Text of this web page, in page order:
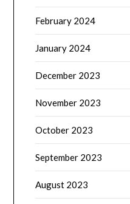
February 2024
January 2024
December 2023
November 2023
October 2023
September 2023
August 2023